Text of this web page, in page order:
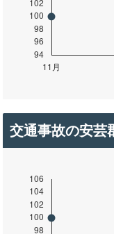
交通事故の安芸